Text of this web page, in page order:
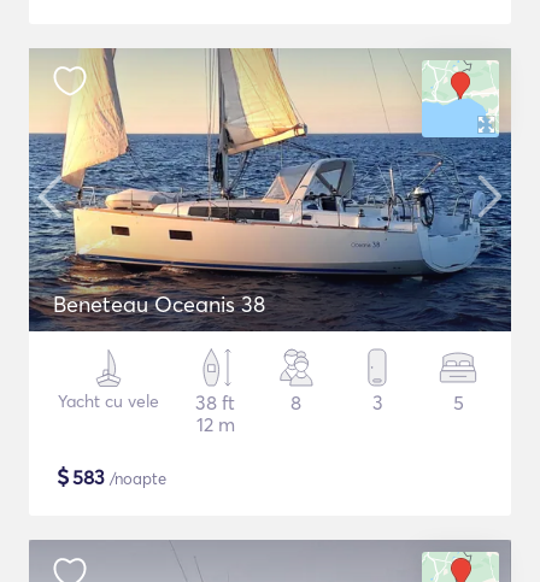
Beneteau Oceanis 38
Yacht cu vele
38 ft
12 m
8 3 5
$583 /noapte